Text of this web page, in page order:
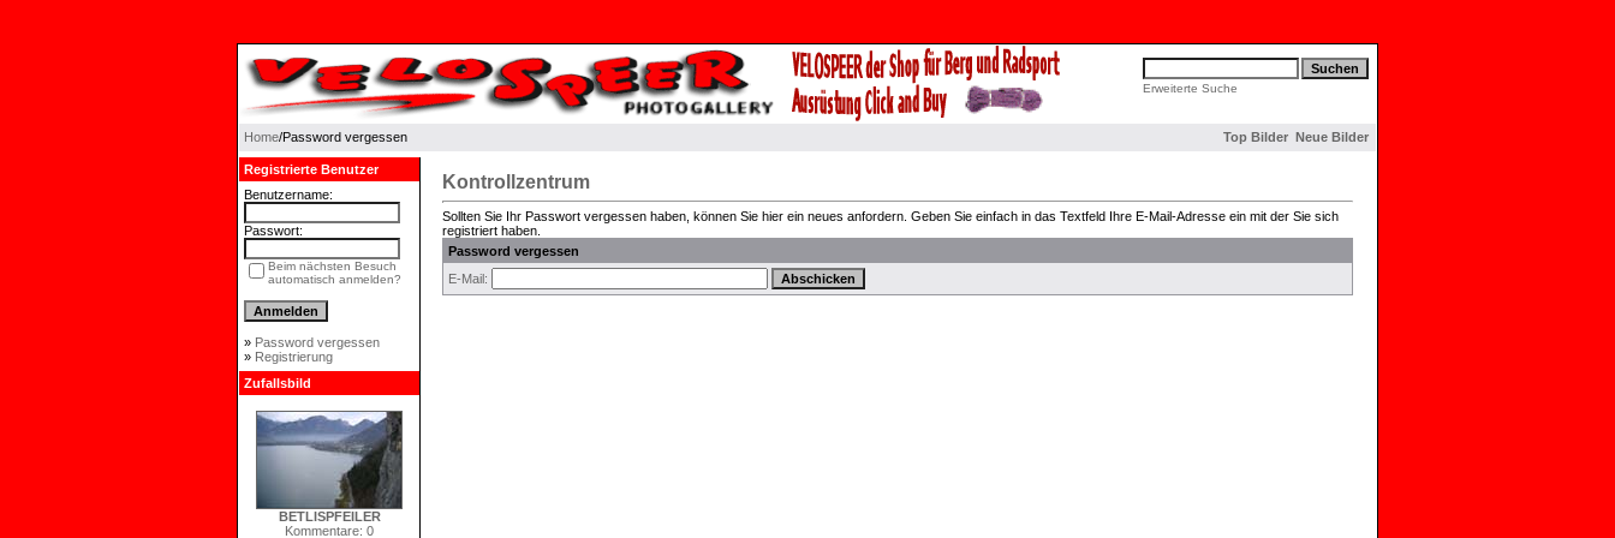
Erweiterte Suche
Home/Password vergessen Top Bilder Neue Bilder
Registrierte Benutzer
Benutzername:
Passwort:
Beim nächsten Besuch
automatisch anmelden?
» Password vergessen
» Registrierung
Zufallsbild
BETLISPFEILER
Kommentare: 0
Kontrollzentrum
Sollten Sie Ihr Passwort vergessen haben, können Sie hier ein neues anfordern. Geben Sie einfach in das Textfeld Ihre E-Mail-Adresse ein mit der Sie sich
registriert haben.
Password vergessen
E-Mail: